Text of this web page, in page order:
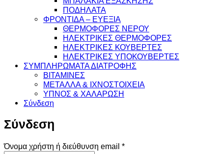
ΠΟΔΗΛΑΤΑ
ΦΡΟΝΤΙΔΑ – ΕΥΕΞΙΑ
ΘΕΡΜΟΦΟΡΕΣ ΝΕΡΟΥ
ΗΛΕΚΤΡΙΚΕΣ ΘΕΡΜΟΦΟΡΕΣ
ΗΛΕΚΤΡΙΚΕΣ ΚΟΥΒΕΡΤΕΣ
ΗΛΕΚΤΡΙΚΕΣ ΥΠΟΚΟΥΒΕΡΤΕΣ
ΣΥΜΠΛΗΡΩΜΑΤΑ ΔΙΑΤΡΟΦΗΣ
ΒΙΤΑΜΙΝΕΣ
ΜΕΤΑΛΛΑ & ΙΧΝΟΣΤΟΙΧΕΙΑ
ΥΠΝΟΣ & ΧΑΛΑΡΩΣΗ
Σύνδεση
Σύνδεση
Όνομα χρήστη ή διεύθυνση email *Απαιτείται